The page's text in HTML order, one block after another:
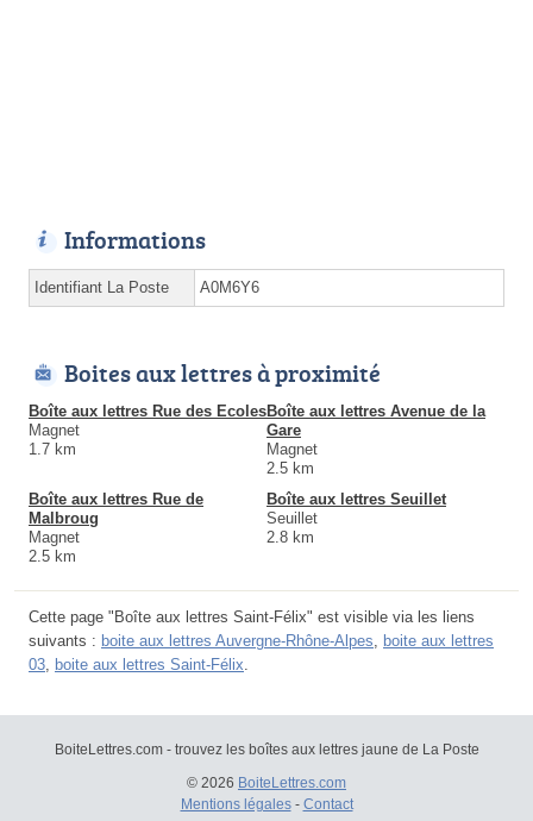
Informations
Identifiant La Poste A0M6Y6
Boites aux lettres à proximité
Boîte aux lettres Rue des Ecoles
Magnet
1.7 km
Boîte aux lettres Avenue de la
Gare
Magnet
2.5 km
Boîte aux lettres Rue de
Malbroug
Magnet
2.5 km
Boîte aux lettres Seuillet
Seuillet
2.8 km
Cette page "Boîte aux lettres Saint-Félix" est visible via les liens
suivants : boite aux lettres Auvergne-Rhône-Alpes
boite aux lettres
03 boite aux lettres Saint-Félix
BoiteLettres.com - trouvez les boîtes aux lettres jaune de La Poste
© 2026 BoiteLettres.com
Mentions légales- Contact